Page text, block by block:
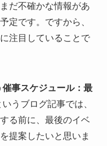
だ不確かな情報があ
定です。ですから、
注目していることで
催事スケジュール：最
いうブログ記事では、
る前に、最後のイベ
提案したいと思いま